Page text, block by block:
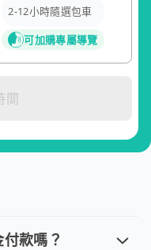
2-12小時隨選包車
可加購專屬導覽
間
款嗎？